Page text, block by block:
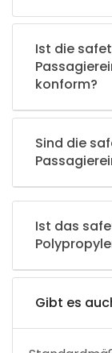
Ist die
konform?
Sind die
Ist das
Gibt es